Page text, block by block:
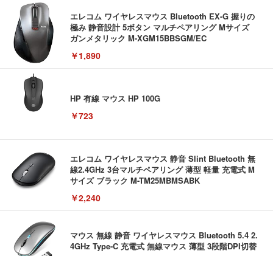
エレコム ワイヤレスマウス Bluetooth EX-G 握りの
極み 静音設計 5ボタン マルチペアリング Mサイズ
ガンメタリック M-XGM15BBSGM/EC
￥1,890
HP 有線 マウス HP 100G
￥723
エレコム ワイヤレスマウス 静音 Slint Bluetooth 無
線2.4GHz 3台マルチペアリング 薄型 軽量 充電式 M
サイズ ブラック M-TM25MBMSABK
￥2,240
マウス 無線 静音 ワイヤレスマウス Bluetooth 5.4 2.
4GHz Type-C 充電式 無線マウス 薄型 3段階DPI切替